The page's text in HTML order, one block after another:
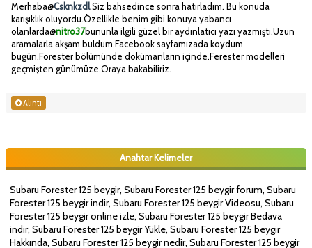
Merhaba@Csknkzdl.Siz bahsedince sonra hatırladım. Bu konuda
karışıklık oluyordu.Özellikle benim gibi konuya yabancı
olanlarda@nitro37bununla ilgili güzel bir aydınlatıcı yazı yazmıştı.Uzun
aramalarla akşam buldum.Facebook sayfamızada koydum
bugün.Forester bölümünde dökümanların içinde.Ferester modelleri
geçmişten günümüze.Oraya bakabiliriz.
Alıntı
Anahtar Kelimeler
Subaru Forester 125 beygir, Subaru Forester 125 beygir forum, Subaru
Forester 125 beygir indir, Subaru Forester 125 beygir Videosu, Subaru
Forester 125 beygir online izle, Subaru Forester 125 beygir Bedava
indir, Subaru Forester 125 beygir Yükle, Subaru Forester 125 beygir
Hakkında, Subaru Forester 125 beygir nedir, Subaru Forester 125 beygir